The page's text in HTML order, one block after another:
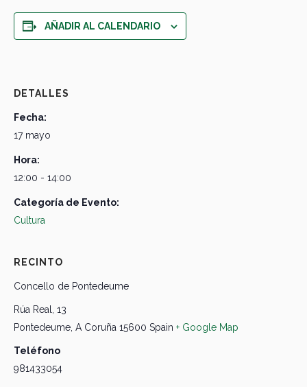
AÑADIR AL CALENDARIO
DETALLES
Fecha:
17 mayo
Hora:
12:00 - 14:00
Categoría de Evento:
Cultura
RECINTO
Concello de Pontedeume
Rúa Real, 13
Pontedeume A Coruña 15600 Spain + Google Map
Teléfono
981433054